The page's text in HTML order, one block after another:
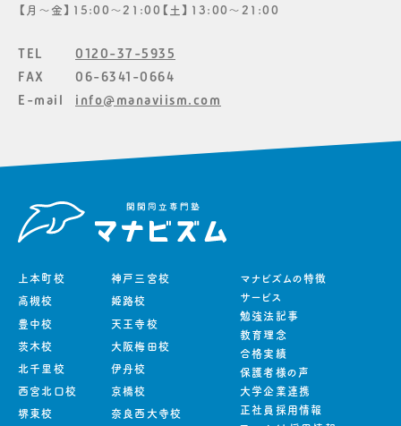
【月〜金】15:00〜21:00【土】13:00〜21:00
TEL
0120-37-5935
FAX
06-6341-0664
E-mail
info@manaviism.com
上本町校
高槻校
豊中校
茨木校
北千里校
西宮北口校
堺東校
神戸三宮校
姫路校
天王寺校
大阪梅田校
伊丹校
京橋校
奈良西大寺校
マナビズムの特徴
サービス
勉強法記事
教育理念
合格実績
保護者様の声
大学企業連携
正社員採用情報